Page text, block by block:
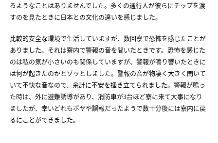
るようなことはありませんでした。多くの通行人が彼らにチップを渡
すのを見たときに日本との文化の違いを感じました。
比較的安全な環境で生活していますが、数回寮で恐怖を感じたことが
ありました。それは寮内で警報の音を聞いたときです。恐怖を感じた
のは私の気が小さいのも関係していますが、警報が鳴り響いたときに
は何が起きたのかとゾッとしました。警報の音が物凄く大きく聞いて
いて不快な音なので、余計に不安を掻き立てられました。警報が鳴っ
た時は、外に避難誘導があり、消防車が3台ほど寮に来て大事になり
ましたが、幸いどれもボヤや誤報だったようで数十分後には寮内に戻
るにことができました。